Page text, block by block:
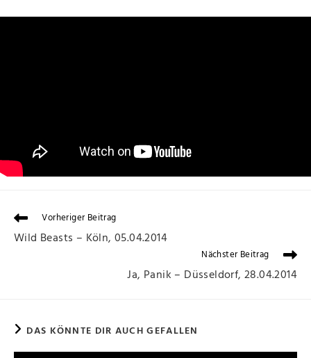
Vorheriger Beitrag
Wild Beasts – Köln, 05.04.2014
Nächster Beitrag
Ja, Panik – Düsseldorf, 28.04.2014
DAS KÖNNTE DIR AUCH GEFALLEN